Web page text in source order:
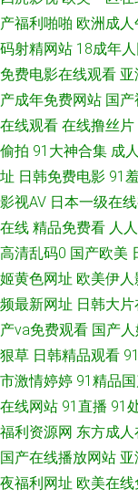
福利18 性交影片 福利
先锋资源av熟女 韩欧
91免费社区 青草天美精
二三区 91视频永久网
图图片 免费a级 www
频资源 91美女总站 免
中文字幕少妇三区 久草
费观看 91成人超碰人
福利资源在线 大香蕉岛
澎湃 东方影库四虎
产福利啪啪 欧洲成
码射精网站 18成年
免费电影在线观看 亚
产成年免费网站 国
在线观看 在线撸丝片
偷拍 91大神合集 成
址 日韩免费电影 91
影视AV 日本一级在
在线 精品免费看 人
高清乱码0 国产欧美
姬黄色网址 欧美伊人
频最新网址 日韩大
产va免费观看 国产
狠草 日韩精品观看
市激情婷婷 91精品国
在线网站 91直播 91
福利资源网 东方成人
国产在线播放网站 亚
夜福利网址 欧美在